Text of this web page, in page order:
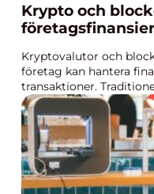
Krypto och
Kryptovalutor och
företag kan hantera
transaktioner.